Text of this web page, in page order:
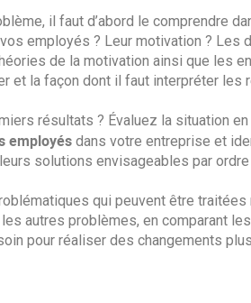
il faut d’abord le comprendre
employés ? Leur motivation ?
de la motivation ainsi que les
et la façon dont il faut interpréter les
résultats ? Évaluez la situation
employésdans votre entreprise et
solutions envisageables par ordre
qui peuvent être
autres problèmes, en comparant
pour réaliser des changements